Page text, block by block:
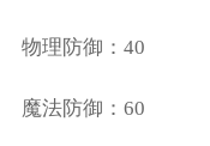
物理防御：40
魔法防御：60